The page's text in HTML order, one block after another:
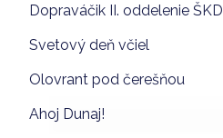
Dopraváčik II. oddelenie ŠKD
Svetový deň včiel
Olovrant pod čerešňou
Ahoj Dunaj!